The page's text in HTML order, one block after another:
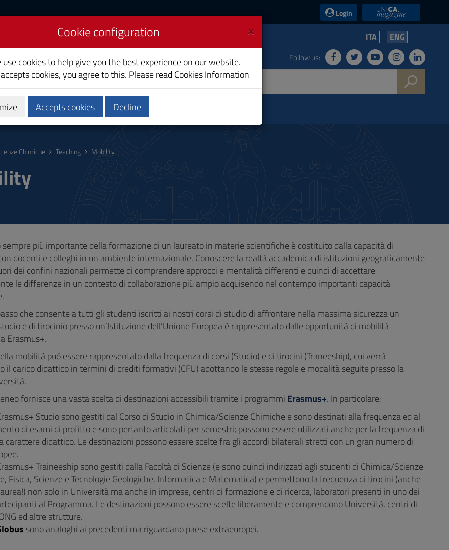
Login UniCA News
ITA ENG
Follow us:
Calendars and Timetable
Chimiche Teaching Mobility
più importante della formazione di un laureato in materie scientifiche è costituito dalla capacità di
docenti e colleghi in un ambiente internazionale. Conoscere la realtà accademica di istituzioni geograficamente
dei confini nazionali permette di comprendere approcci e mentalità differenti e quindi di accettare
le differenze in un contesto di collaborazione più ampio acquisendo nel contempo importanti capacità
che consente a tutti gli studenti iscritti ai nostri corsi di studio di affrontare nella massima sicurezza un
e di tirocinio presso un’Istituzione dell’Unione Europea è rappresentato dalle opportunità di mobilità
Erasmus+.
mobilità può essere rappresentato dalla frequenza di corsi (Studio) e di tirocini (Traneeship), cui verrà
il carico didattico in termini di crediti formativi (CFU) adottando le stesse regole e modalità seguite presso la
fornisce una vasta scelta di destinazioni accessibili tramite i programmi Erasmus+. In particolare:
Studio sono gestiti dal Corso di Studio in Chimica/Scienze Chimiche e sono destinati alla frequenza ed al
di esami di profitto e sono pertanto articolati per semestri; possono essere utilizzati anche per la frequenza di
carattere didattico. Le destinazioni possono essere scelte fra gli accordi bilaterali stretti con un gran numero di
Traineeship sono gestiti dalla Facoltà di Scienze (e sono quindi indirizzati agli studenti di Chimica/Scienze
Fisica, Scienze e Tecnologie Geologiche, Informatica e Matematica) e permettono la frequenza di tirocini (anche
non solo in Università ma anche in imprese, centri di formazione e di ricerca, laboratori presenti in uno dei
al Programma. Le destinazioni possono essere scelte liberamente e comprendono Università, centri di
ed altre strutture.
sono analoghi ai precedenti ma riguardano paese extraeuropei.
×
Cookie configuration
use cookies to help give you the best experience on our website.
cookies, you agree to this. Please read Cookies Information
Accepts cookies Decline